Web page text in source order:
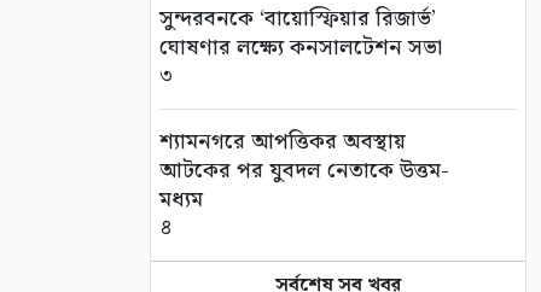
সুন্দরবনকে ‘বায়োস্ফিয়ার রিজার্ভ’
ঘোষণার লক্ষ্যে কনসালটেশন সভা
৩
শ্যামনগরে আপত্তিকর অবস্থায়
আটকের পর যুবদল নেতাকে উত্তম-
মধ্যম
৪
সর্বশেষ সব খবর